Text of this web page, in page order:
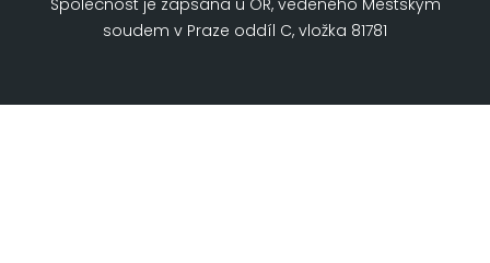
Společnost je zapsána u OR, vedeného Městským
soudem v Praze oddíl C, vložka 81781